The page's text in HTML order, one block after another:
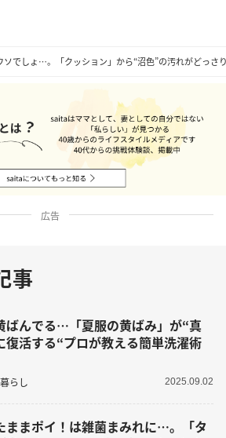
ソでしょ…。「クッション」から“沼色”の汚れがどっさ
広告
事
ばんでる…「夏服の黄ばみ」が“真
復活する“プロが教える簡単洗濯術
らし 2025.09.02
ままポイ！は雑菌まみれに…。「タ